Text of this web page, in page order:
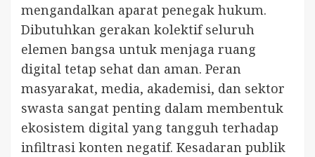
mengandalkan aparat penegak hukum.
Dibutuhkan gerakan kolektif seluruh
elemen bangsa untuk menjaga ruang
digital tetap sehat dan aman. Peran
masyarakat, media, akademisi, dan sektor
swasta sangat penting dalam membentuk
ekosistem digital yang tangguh terhadap
infiltrasi konten negatif. Kesadaran publik